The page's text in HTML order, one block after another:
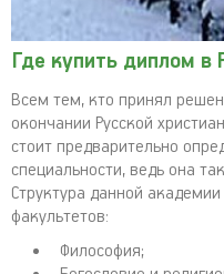
Где купить диплом в
Всем тем, кто принял
окончании Русской
стоит предварительно
специальности, ведь она
Структура данной
факультетов:
Философия;